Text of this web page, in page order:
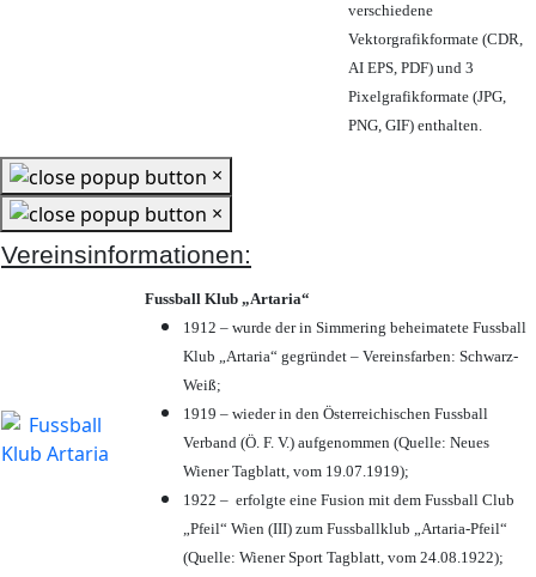
verschiedene
Vektorgrafikformate (CDR,
AI EPS, PDF) und 3
Pixelgrafikformate (JPG,
PNG, GIF) enthalten.
×
×
Vereinsinformationen:
Fussball Klub „Artaria“
1912 – wurde der in Simmering beheimatete Fussball
Klub „Artaria“ gegründet – Vereinsfarben: Schwarz-
Weiß;
1919 – wieder in den Österreichischen Fussball
Verband (Ö. F. V.) aufgenommen (Quelle: Neues
Wiener Tagblatt, vom 19.07.1919);
1922 – erfolgte eine Fusion mit dem Fussball Club
„Pfeil“ Wien (III) zum Fussballklub „Artaria-Pfeil“
(Quelle: Wiener Sport Tagblatt, vom 24.08.1922);